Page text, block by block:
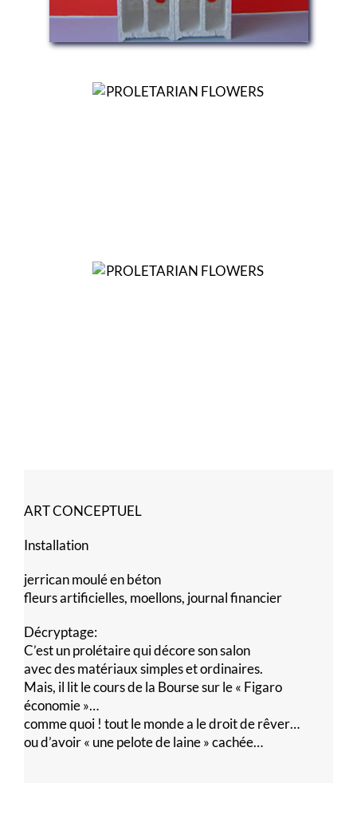
ART CONCEPTUEL
Installation
jerrican moulé en béton
fleurs artificielles, moellons, journal financier
Décryptage:
C’est un prolétaire qui décore son salon
avec des matériaux simples et ordinaires.
Mais, il lit le cours de la Bourse sur le « Figaro
économie »…
comme quoi ! tout le monde a le droit de rêver…
ou d’avoir « une pelote de laine » cachée…